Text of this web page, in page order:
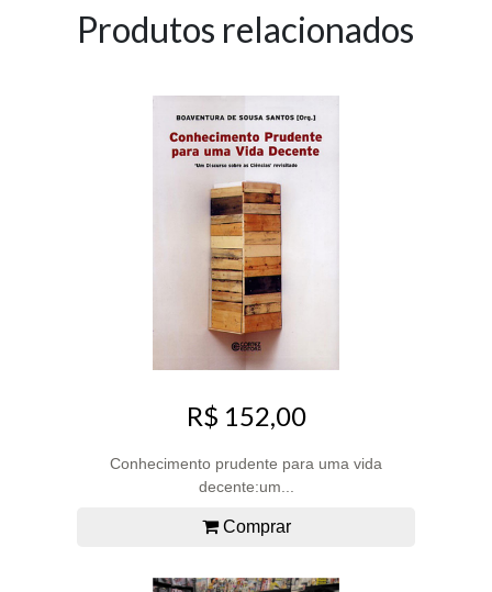
Produtos relacionados
R$ 152,00
Conhecimento prudente para uma vida
decente:um...
Comprar